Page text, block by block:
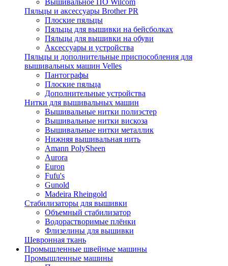
Вышивальное ПО Wilcom
Пяльцы и аксессуары Brother PR
Плоские пяльцы
Пяльцы для вышивки на бейсболках
Пяльцы для вышивки на обуви
Аксессуары и устройства
Пяльцы и дополнительные приспособления для
вышивальных машин Velles
Пантографы
Плоские пяльца
Дополнительные устройства
Нитки для вышивальных машин
Вышивальные нитки полиэстер
Вышивальные нитки вискоза
Вышивальные нитки металлик
Нижняя вышивальная нить
Amann PolySheen
Aurora
Euron
Fufu's
Gunold
Madeira Rheingold
Стабилизаторы для вышивки
Объемный стабилизатор
Водорастворимые плёнки
Флизелины для вышивки
Шевронная ткань
Промышленные швейные машины
Промышленные машины